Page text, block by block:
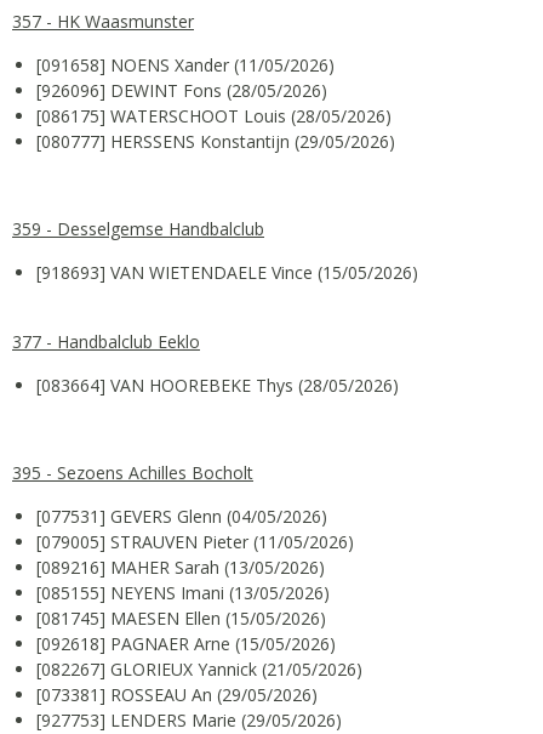
357 - HK Waasmunster
[091658] NOENS Xander (11/05/2026)
[926096] DEWINT Fons (28/05/2026)
[086175] WATERSCHOOT Louis (28/05/2026)
[080777] HERSSENS Konstantijn (29/05/2026)
359 - Desselgemse Handbalclub
[918693] VAN WIETENDAELE Vince (15/05/2026)
377 - Handbalclub Eeklo
[083664] VAN HOOREBEKE Thys (28/05/2026)
395 - Sezoens Achilles Bocholt
[077531] GEVERS Glenn (04/05/2026)
[079005] STRAUVEN Pieter (11/05/2026)
[089216] MAHER Sarah (13/05/2026)
[085155] NEYENS Imani (13/05/2026)
[081745] MAESEN Ellen (15/05/2026)
[092618] PAGNAER Arne (15/05/2026)
[082267] GLORIEUX Yannick (21/05/2026)
[073381] ROSSEAU An (29/05/2026)
[927753] LENDERS Marie (29/05/2026)